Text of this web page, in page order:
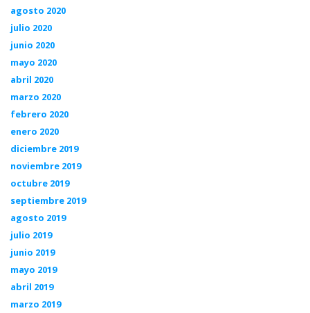
agosto 2020
julio 2020
junio 2020
mayo 2020
abril 2020
marzo 2020
febrero 2020
enero 2020
diciembre 2019
noviembre 2019
octubre 2019
septiembre 2019
agosto 2019
julio 2019
junio 2019
mayo 2019
abril 2019
marzo 2019